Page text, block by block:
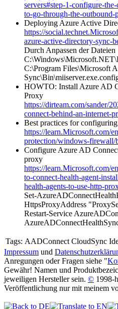
servers#step-1-configure-
to-go-through-the-outbound-
Deploying Azure Active
https://
azure-active-directory-sync-
Durch Anpassen der Dateien
C:\Program Files\Microsoft
HOWTO: Install Azure AD
Proxy
https://dirteam.com/sander/
connect-behind-an-internet-
Best practices for
https://learn.Microsoft.com/
protection/windows-firewall/
Configure Azure AD
proxy
https://learn.Microsoft.com/
to-connect-health-agent-
health-agents-to-use-http-
Set-
HttpsProxyAddress
Restart-Service
Tags: AADConnect CloudSync
Impressum und
Anregungen oder Fragen siehe "
Gewähr! Namen und
jeweiligen Hersteller sein. © 1998-
Veröffentlichung nur mit meinem